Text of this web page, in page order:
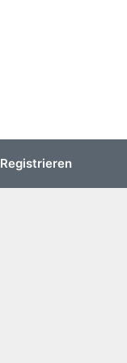
Registrieren